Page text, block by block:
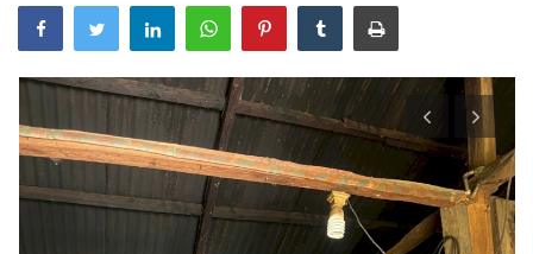
Giat Ops
Polisi Kita
Mitra Polisi